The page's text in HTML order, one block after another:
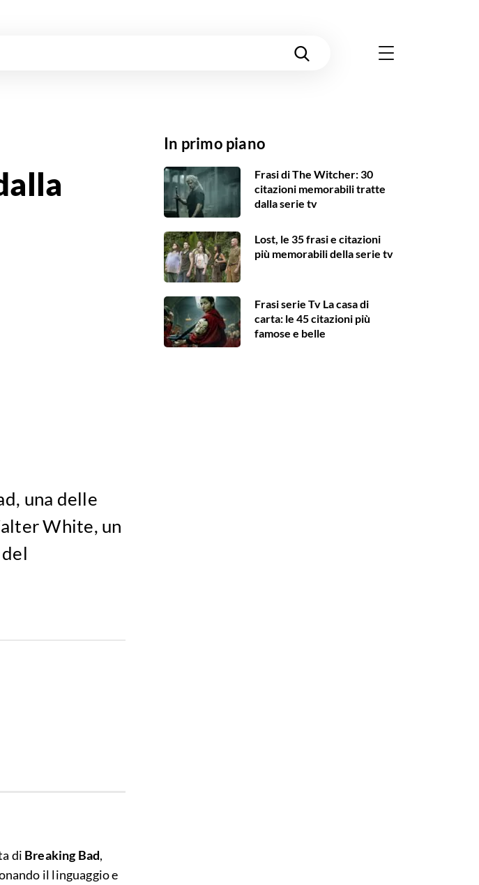
una delle
White, un
di Breaking Bad,
il linguaggio e
In primo piano
Frasi di The Witcher: 30
citazioni memorabili tratte
dalla serie tv
Lost, le 35 frasi e citazioni
più memorabili della serie tv
Frasi serie Tv La casa di
carta: le 45 citazioni più
famose e belle